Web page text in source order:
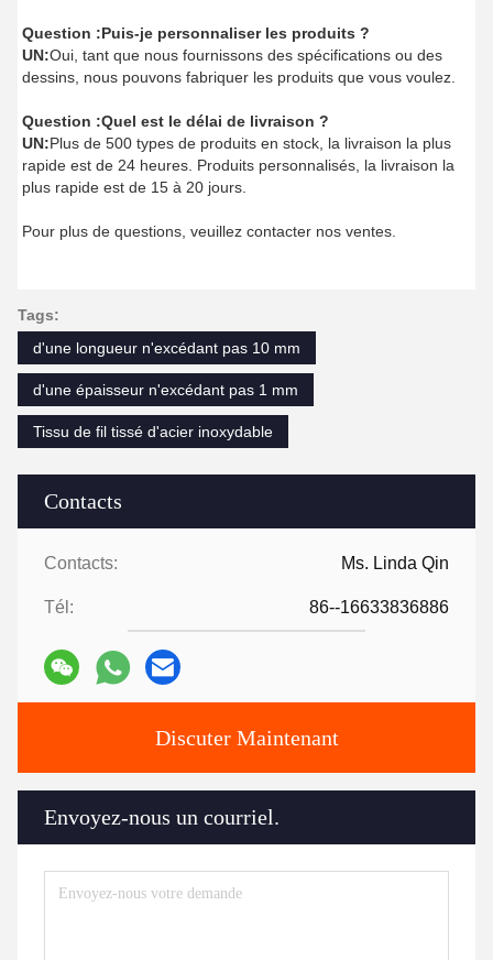
Contacts
Contacts: Ms. Linda Qin
Tél: 86--16633836886
Discuter Maintenant
Envoyez-nous un courriel.
Question :Puis-je personnaliser les produits ?
UN:Oui, tant que nous fournissons des spécifications ou des
dessins, nous pouvons fabriquer les produits que vous voulez.
Question :Quel est le délai de livraison ?
UN:Plus de 500 types de produits en stock, la livraison la plus
rapide est de 24 heures. Produits personnalisés, la livraison la
plus rapide est de 15 à 20 jours.
Pour plus de questions, veuillez contacter nos ventes.
Tags:
d'une longueur n'excédant pas 10 mm
d'une épaisseur n'excédant pas 1 mm
Tissu de fil tissé d'acier inoxydable